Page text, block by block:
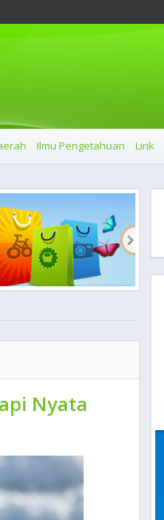
Ilmu Pengetahuan Lirik
Nyata